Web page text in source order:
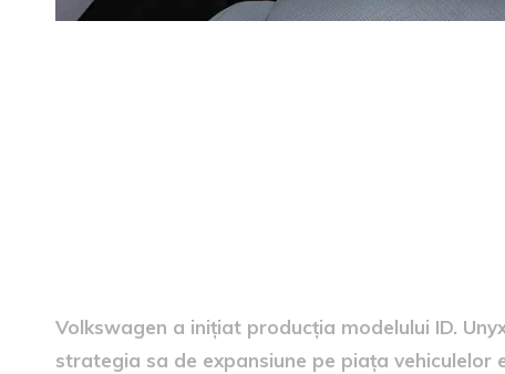
Volkswagen a inițiat producția modelului ID.
strategia sa de expansiune pe piața vehiculelor